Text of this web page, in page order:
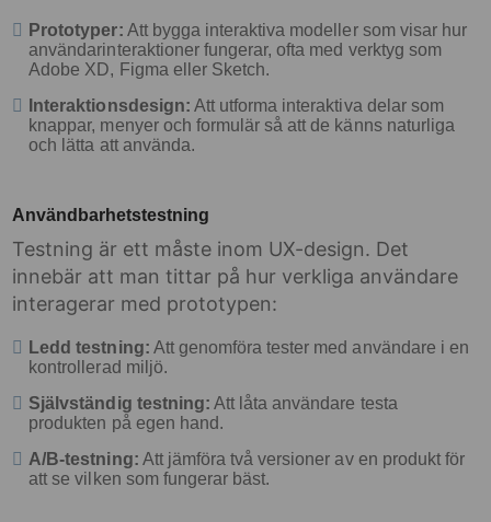
Prototyper: Att bygga interaktiva modeller som visar hur
användarinteraktioner fungerar, ofta med verktyg som
Adobe XD, Figma eller Sketch.
Interaktionsdesign: Att utforma interaktiva delar som
knappar, menyer och formulär så att de känns naturliga
och lätta att använda.
Användbarhetstestning
Testning är ett måste inom UX-design. Det
innebär att man tittar på hur verkliga användare
interagerar med prototypen:
Ledd testning: Att genomföra tester med användare i en
kontrollerad miljö.
Självständig testning: Att låta användare testa
produkten på egen hand.
A/B-testning: Att jämföra två versioner av en produkt för
att se vilken som fungerar bäst.